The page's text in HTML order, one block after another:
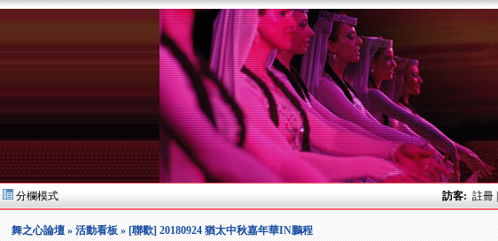
分欄模式 訪客: 註冊|
舞之心論壇 »活動看板 » [聯歡] 20180924 猶太中秋嘉年華IN鵬程